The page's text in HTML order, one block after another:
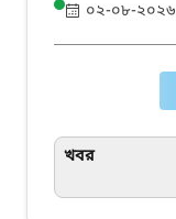
০২-০৮-২০২৬
খবর